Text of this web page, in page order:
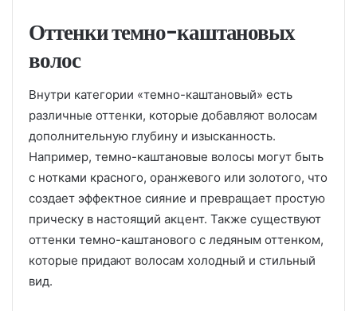
Оттенки темно-каштановых
волос
Внутри категории «темно-каштановый» есть
различные оттенки, которые добавляют волосам
дополнительную глубину и изысканность.
Например, темно-каштановые волосы могут быть
с нотками красного, оранжевого или золотого, что
создает эффектное сияние и превращает простую
прическу в настоящий акцент. Также существуют
оттенки темно-каштанового с ледяным оттенком,
которые придают волосам холодный и стильный
вид.